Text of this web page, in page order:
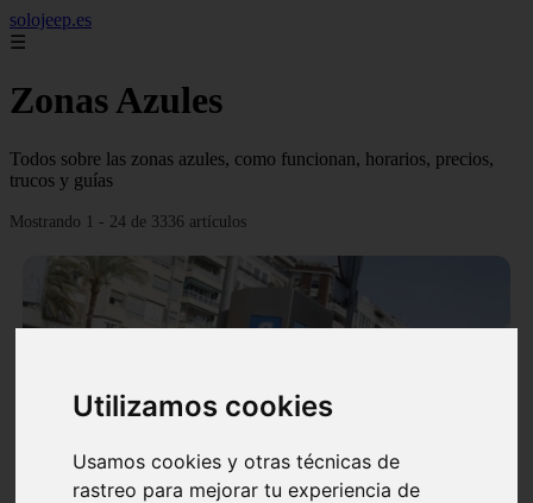
Utilizamos cookies
Usamos cookies y otras técnicas de
rastreo para mejorar tu experiencia de
solojeep.es
☰
Zonas Azules
Todos sobre las zonas azules, como funcionan, horarios, precios,
trucos y guías
Mostrando 1 - 24 de 3336 artículos
▷ Zona Azul Córdoba 《 Horarios y Tarifas 2024 》